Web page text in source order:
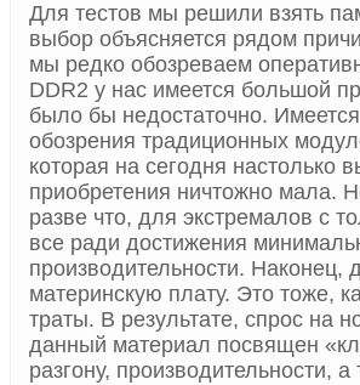
Для тестов мы решили взять
выбор объясняется рядом
мы редко обозреваем
DDR2 у нас имеется большой
было бы недостаточно.
обозрения традиционных
которая на сегодня настолько
приобретения ничтожно мала.
разве что, для экстремалов с
все ради достижения
производительности. Наконец,
материнскую плату. Это тоже,
траты. В результате, спрос на
данный материал посвящен
разгону, производительности,